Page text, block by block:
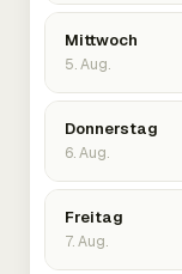
Mittwoch
5. Aug.
Donnerstag
6. Aug.
Freitag
7. Aug.